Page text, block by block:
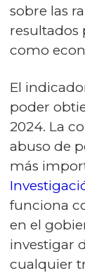
sobre las
resultados
como
El
poder
2024. La
abuso de
más
funciona
en el
investigar
cualquier